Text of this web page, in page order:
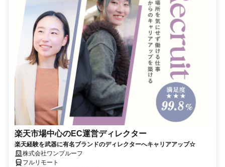
楽天市場中心のEC運営ディレクター
楽天経験を武器に有名ブランドのディレクターへキャリアアップ☆
株式会社ワンプルーフ
フルリモート